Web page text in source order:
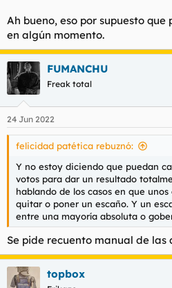
Y no estoy diciendo que puedan
votos para dar un resultado
hablando de los casos en que unos
quitar o poner un escaño. Y un
entre una mayoría absoluta o
Ah bueno, eso por supuesto
en algún momento.
FUMANCHU
Freak total
24 Jun 2022
felicidad patética rebuznó:
Y no estoy diciendo que puedan
votos para dar un resultado
hablando de los casos en que
quitar o poner un escaño. Y un
entre una mayoría absoluta o
Se pide recuento manual de las
topbox